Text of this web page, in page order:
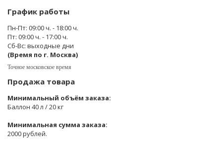
График работы
Пн-Пт: 09:00 ч. - 18:00 ч.
Пт: 09:00 ч. - 17:00 ч.
Сб-Вс: выходные дни
(Время по г. Москва)
Точное московское время
Продажа товара
Минимальный объём заказа:
Баллон 40 л / 20 кг
Минимальная сумма заказа:
2000 рублей.